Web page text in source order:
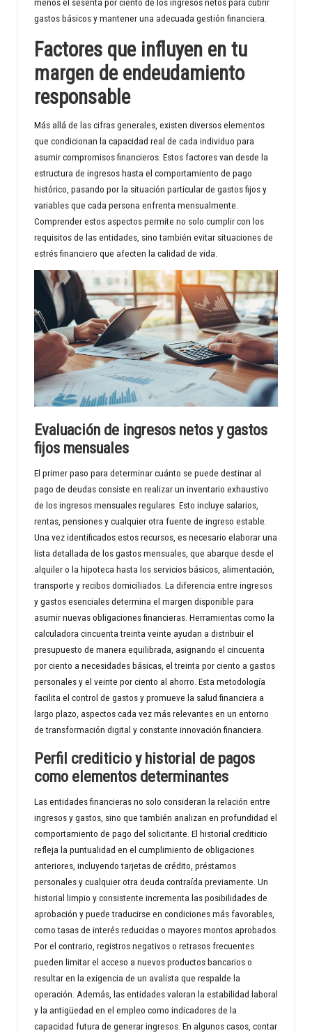
gastos básicos y mantener una adecuada gestión financiera.
Factores que influyen en tu
margen de endeudamiento
responsable
Más allá de las cifras generales, existen diversos elementos
que condicionan la capacidad real de cada individuo para
asumir compromisos financieros. Estos factores van desde la
estructura de ingresos hasta el comportamiento de pago
histórico, pasando por la situación particular de gastos fijos y
variables que cada persona enfrenta mensualmente.
Comprender estos aspectos permite no solo cumplir con los
requisitos de las entidades, sino también evitar situaciones de
estrés financiero que afecten la calidad de vida.
Evaluación de ingresos netos y gastos
fijos mensuales
El primer paso para determinar cuánto se puede destinar al
pago de deudas consiste en realizar un inventario exhaustivo
de los ingresos mensuales regulares. Esto incluye salarios,
rentas, pensiones y cualquier otra fuente de ingreso estable.
Una vez identificados estos recursos, es necesario elaborar una
lista detallada de los gastos mensuales, que abarque desde el
alquiler o la hipoteca hasta los servicios básicos, alimentación,
transporte y recibos domiciliados. La diferencia entre ingresos
y gastos esenciales determina el margen disponible para
asumir nuevas obligaciones financieras. Herramientas como la
calculadora cincuenta treinta veinte ayudan a distribuir el
presupuesto de manera equilibrada, asignando el cincuenta
por ciento a necesidades básicas, el treinta por ciento a gastos
personales y el veinte por ciento al ahorro. Esta metodología
facilita el control de gastos y promueve la salud financiera a
largo plazo, aspectos cada vez más relevantes en un entorno
de transformación digital y constante innovación financiera.
Perfil crediticio y historial de pagos
como elementos determinantes
Las entidades financieras no solo consideran la relación entre
ingresos y gastos, sino que también analizan en profundidad el
comportamiento de pago del solicitante. El historial crediticio
refleja la puntualidad en el cumplimiento de obligaciones
anteriores, incluyendo tarjetas de crédito, préstamos
personales y cualquier otra deuda contraída previamente. Un
historial limpio y consistente incrementa las posibilidades de
aprobación y puede traducirse en condiciones más favorables,
como tasas de interés reducidas o mayores montos aprobados.
Por el contrario, registros negativos o retrasos frecuentes
pueden limitar el acceso a nuevos productos bancarios o
resultar en la exigencia de un avalista que respalde la
operación. Además, las entidades valoran la estabilidad laboral
y la antigüedad en el empleo como indicadores de la
capacidad futura de generar ingresos. En algunos casos, contar